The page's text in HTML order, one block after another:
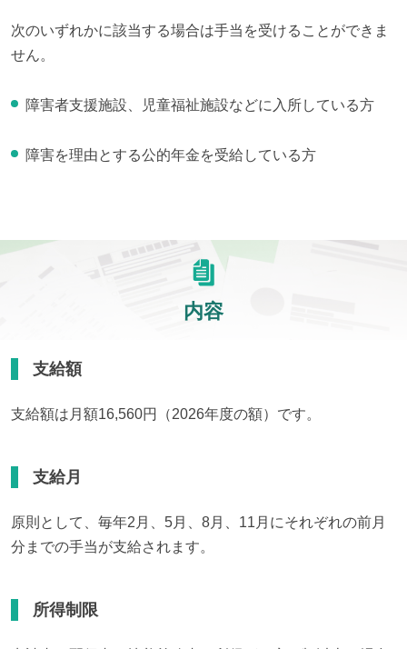
次のいずれかに該当する場合は手当を受けることができま
せん。
障害者支援施設、児童福祉施設などに入所している方
障害を理由とする公的年金を受給している方
内容
支給額
支給額は月額16,560円（2026年度の額）です。
支給月
原則として、毎年2月、5月、8月、11月にそれぞれの前月
分までの手当が支給されます。
所得制限